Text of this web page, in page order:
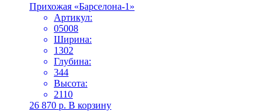
Прихожая «Барселона-1»
Артикул:
05008
Ширина:
1302
Глубина:
344
Высота:
2110
26 870 р. В корзину